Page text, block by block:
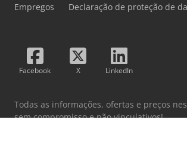
Empregos Declaração de proteção de
Facebook X LinkedIn
Todas as informações, ofertas e preços
sem compromisso e não vinculativos!